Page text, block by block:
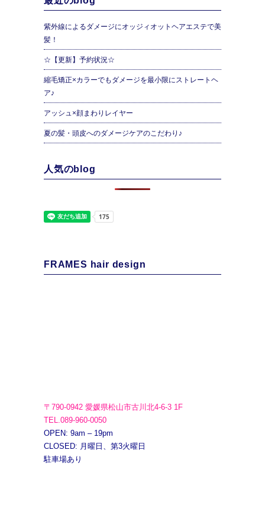
紫外線によるダメージにオッジィオットヘアエステで美
髪！
☆【更新】予約状況☆
縮毛矯正×カラーでもダメージを最小限にストレートヘ
ア♪
アッシュ×顔まわりレイヤー
夏の髪・頭皮へのダメージケアのこだわり♪
人気のblog
FRAMES hair design
〒790-0942 愛媛県松山市古川北4-6-3 1F
TEL.089-960-0050
OPEN: 9am – 19pm
CLOSED: 月曜日、第3火曜日
駐車場あり